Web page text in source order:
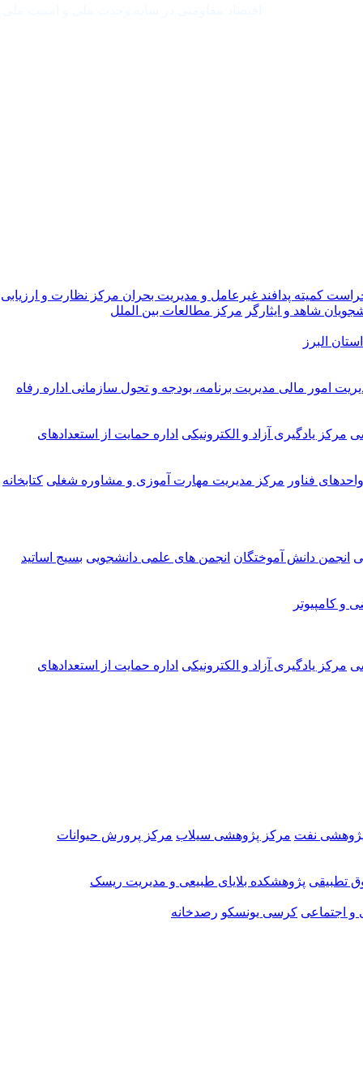
کمیته پدافند غیرعامل و مدیریت بحران مرکز نظارت و ارزیابی
شاهد و ایثارگر مرکز مطالعات بین الملل
البرز
امور مالی مدیریت برنامه، بودجه و تحول سازمانی اداره رفاه
مرکز یادگیری آزاد و الکترونیکی اداره حمایت از استعدادهای
فناور مرکز مدیریت مهارت آموزی و مشاوره شغلی کتابخانه
انجمن دانش آموختگان انجمن های علمی دانشجویی بسیج اساتید
و کامپیوتر
مرکز یادگیری آزاد و الکترونیکی اداره حمایت از استعدادهای
نفت مرکز پژوهشی سیلاب مرکز پرورش حیوانات
تطبیقی پژوهشکده بلایای طبیعی و مدیریت ریسک
و اجتماعی کرسی یونسکو رصدخانه